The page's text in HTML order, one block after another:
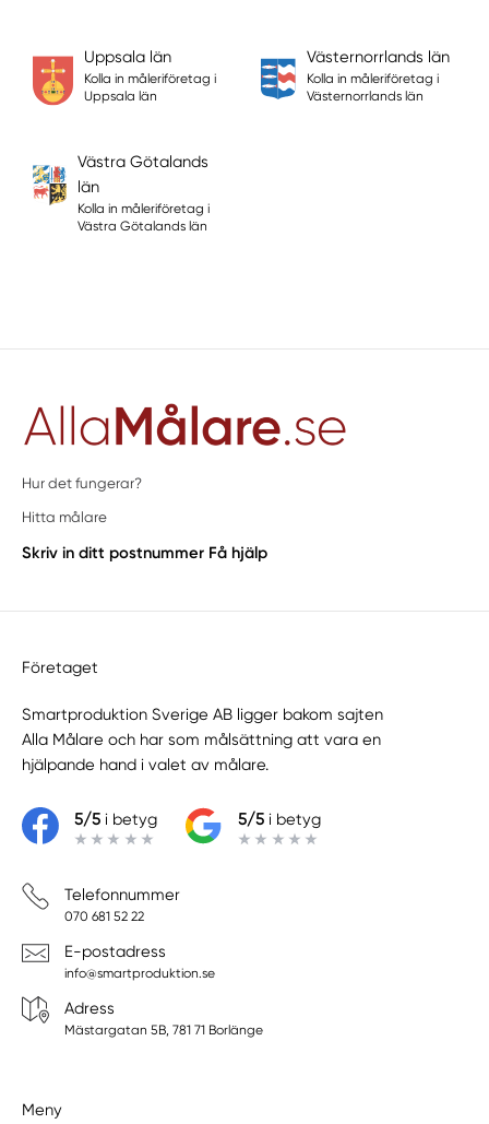
Uppsala län
Kolla in måleriföretag i
Uppsala län
Västernorrlands län
Kolla in måleriföretag i
Västernorrlands län
Västra Götalands
län
Kolla in måleriföretag i
Västra Götalands län
Hur det fungerar?
Hitta målare
Skriv in ditt postnummer Få hjälp
Företaget
Smartproduktion Sverige AB ligger bakom sajten
Alla Målare och har som målsättning att vara en
hjälpande hand i valet av målare.
5/5i betyg 5/5i betyg
Telefonnummer
070 681 52 22
E-postadress
info@smartproduktion.se
Adress
Mästargatan 5B, 781 71 Borlänge
Meny